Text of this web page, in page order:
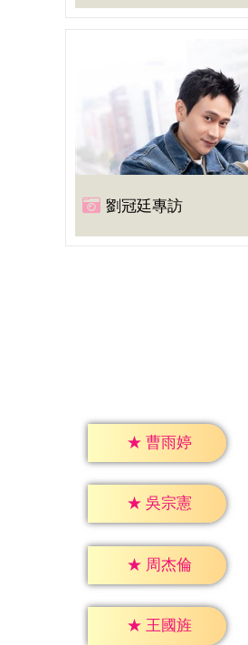
劉冠廷專訪
★ 曹雨婷
★ 吳宗憲
★ 周杰倫
★ 王國旌